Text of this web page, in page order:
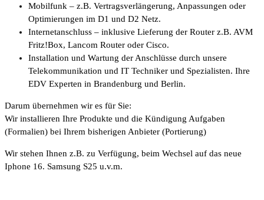
Mobilfunk – z.B. Vertragsverlängerung, Anpassungen oder
Optimierungen im D1 und D2 Netz.
Internetanschluss – inklusive Lieferung der Router z.B. AVM
Fritz!Box, Lancom Router oder Cisco.
Installation und Wartung der Anschlüsse durch unsere
Telekommunikation und IT Techniker und Spezialisten. Ihre
EDV Experten in Brandenburg und Berlin.
Darum übernehmen wir es für Sie:
Wir installieren Ihre Produkte und die Kündigung Aufgaben
(Formalien) bei Ihrem bisherigen Anbieter (Portierung)
Wir stehen Ihnen z.B. zu Verfügung, beim Wechsel auf das neue
Iphone 16. Samsung S25 u.v.m.